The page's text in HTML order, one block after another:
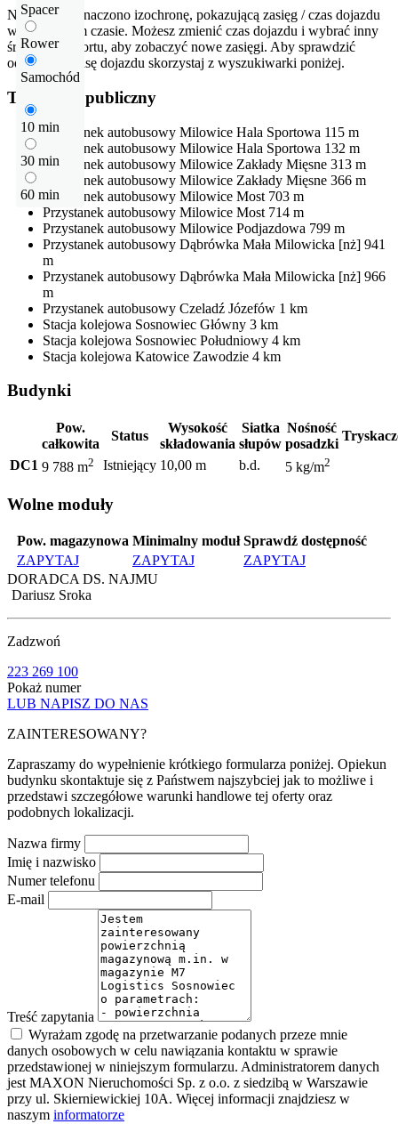
Spacer
Rower
Samochód
10 min
30 min
60 min
Na mapie zaznaczono izochronę, pokazującą zasięg / czas dojazdu
w określonym czasie. Możesz zmienić czas dojazdu i wybrać inny
środek transportu, aby zobaczyć nowe zasięgi. Aby sprawdzić
odłegłość i trasę dojazdu skorzystaj z wyszukiwarki poniżej.
Transport publiczny
Przystanek autobusowy Milowice Hala Sportowa 115 m
Przystanek autobusowy Milowice Hala Sportowa 132 m
Przystanek autobusowy Milowice Zakłady Mięsne 313 m
Przystanek autobusowy Milowice Zakłady Mięsne 366 m
Przystanek autobusowy Milowice Most 703 m
Przystanek autobusowy Milowice Most 714 m
Przystanek autobusowy Milowice Podjazdowa 799 m
Przystanek autobusowy Dąbrówka Mała Milowicka [nż] 941
m
Przystanek autobusowy Dąbrówka Mała Milowicka [nż] 966
m
Przystanek autobusowy Czeladź Józefów 1 km
Stacja kolejowa Sosnowiec Główny 3 km
Stacja kolejowa Sosnowiec Południowy 4 km
Stacja kolejowa Katowice Zawodzie 4 km
Budynki
Pow.
całkowita
Status
Wysokość
składowania
Siatka
słupów
Nośność
posadzki
DC1 9 788 m2 Istniejący 10,00 m b.d. 5 kg/m2
Wolne moduły
Pow. magazynowa Minimalny moduł Sprawdź dostępność
ZAPYTAJ
ZAPYTAJ
ZAPYTAJ
DORADCA DS. NAJMU
Dariusz Sroka
Zadzwoń
223 269 100
Pokaż numer
LUB NAPISZ DO NAS
ZAINTERESOWANY?
Zapraszamy do wypełnienie krótkiego formularza poniżej. Opiekun
budynku skontaktuje się z Państwem najszybciej jak to możliwe i
przedstawi szczegółowe warunki handlowe tej oferty oraz
podobnych lokalizacji.
Nazwa firmy
Imię i nazwisko
Numer telefonu
E-mail
Treść zapytania
Wyrażam zgodę na przetwarzanie podanych przeze mnie
danych osobowych w celu nawiązania kontaktu w sprawie
przedstawionej w niniejszym formularzu. Administratorem danych
jest MAXON Nieruchomości Sp. z o.o. z siedzibą w Warszawie
przy ul. Skierniewickiej 10A. Więcej informacji znajdziesz w
naszym informatorze